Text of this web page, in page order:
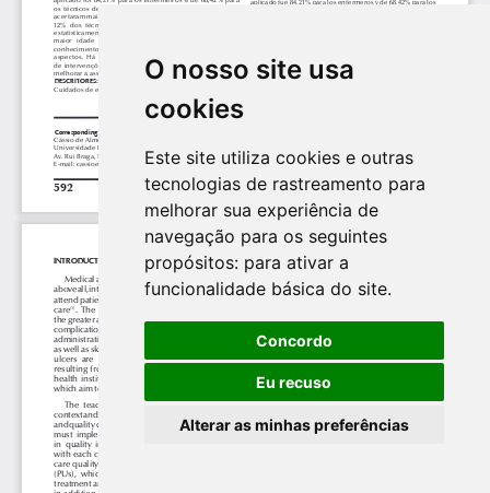
O nosso site usa
cookies
Este site utiliza cookies e outras
tecnologias de rastreamento para
melhorar sua experiência de
navegação para os seguintes
propósitos: para ativar a
funcionalidade básica do site.
Concordo
Eu recuso
Alterar as minhas preferências